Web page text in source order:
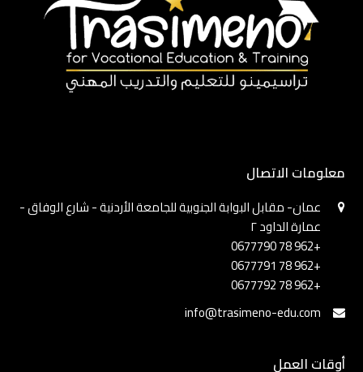
معلومات الاتصال
عمان- مقابل البوابة الجنوبية للجامعة الأردنية - شارع الوفاق -
عمارة الداود ٢
+962 78 0677790
+962 78 0677791
+962 78 0677792
info@trasimeno-edu.com
أوقات العمل